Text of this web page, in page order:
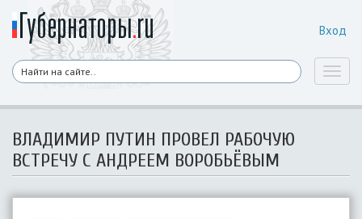
Вход
ВЛАДИМИР ПУТИН ПРОВЕЛ РАБОЧУЮ
ВСТРЕЧУ С АНДРЕЕМ ВОРОБЬЁВЫМ